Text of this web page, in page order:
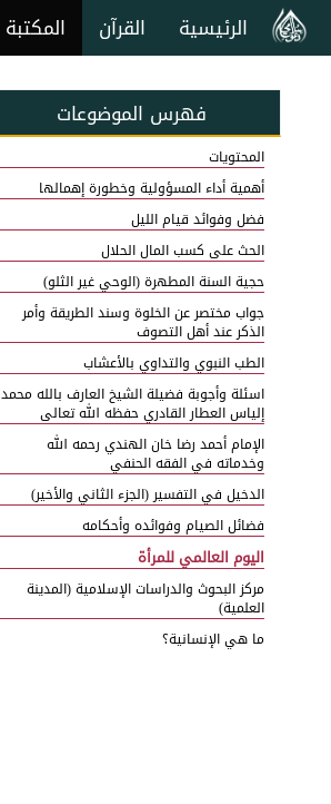
المكتبة القرآن الرئيسية
فهرس الموضوعات
المحتويات
أهمية أداء المسؤولية وخطورة إهمالها
فضل وفوائد قيام الليل
الحث على كسب المال الحلال
حجية السنة المطهرة (الوحي غير الثلو)
جواب مختصر عن الخلوة وسند الطريقة وأمر
الذكر عند أهل التصوف
الطب النبوي والتداوي بالأعشاب
اسئلة وأجوبة فضيلة الشيخ العارف بالله محمد
إلياس العطار القادري حفظه الله تعالى
الإمام أحمد رضا خان الهندي رحمه الله
وخدماته في الفقه الحنفي
الدخيل في التفسير (الجزء الثاني والأخير)
فضائل الصيام وفوائده وأحكامه
اليوم العالمي للمرأة
مركز البحوث والدراسات الإسلامية (المدينة
العلمية)
ما هي الإنسانية؟